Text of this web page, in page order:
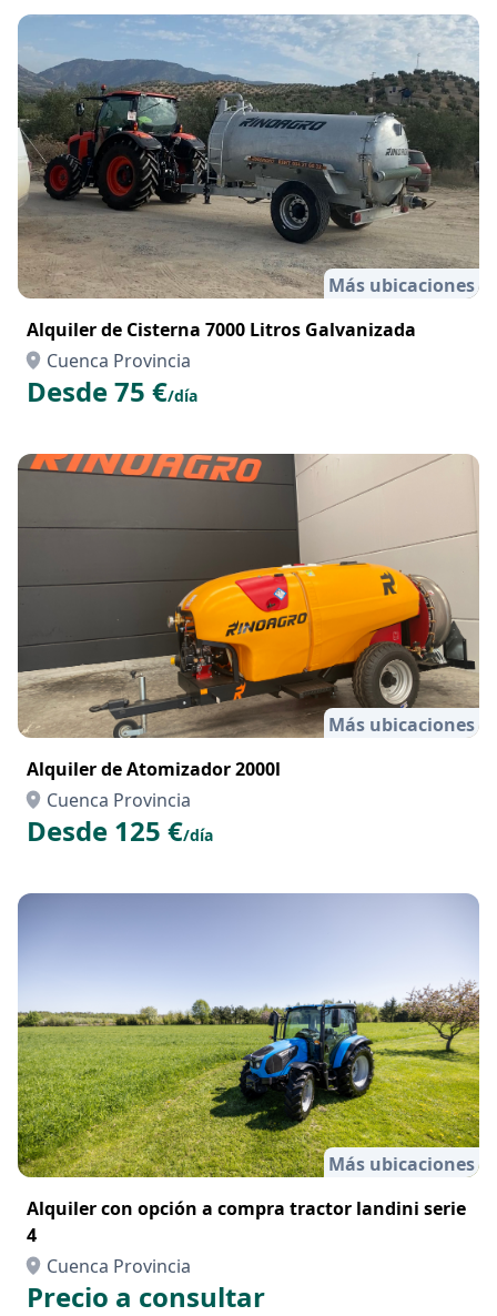
Más ubicaciones
Alquiler de Cisterna 7000 Litros Galvanizada
Cuenca Provincia
Desde 75 €/día
Más ubicaciones
Alquiler de Atomizador 2000l
Cuenca Provincia
Desde 125 €/día
Más ubicaciones
Alquiler con opción a compra tractor landini serie
4
Cuenca Provincia
Precio a consultar